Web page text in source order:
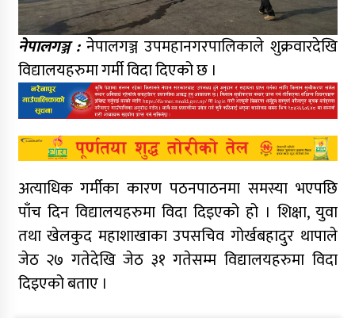
नेपालगञ्ज :नेपालगञ्ज उपमहानगरपालिकाले शुक्रवारदेखि
विद्यालयहरुमा गर्मी विदा दिएको छ ।
अत्याधिक गर्मीका कारण पठनपाठनमा समस्या भएपछि
पाँच दिन विद्यालयहरुमा विदा दिइएको हो । शिक्षा, युवा
तथा खेलकुद महाशाखाका उपसचिव गोर्खबहादुर थापाले
जेठ २७ गतेदेखि जेठ ३१ गतेसम्म विद्यालयहरुमा विदा
दिइएको बताए ।